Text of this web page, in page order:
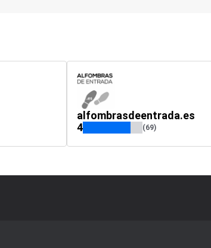
alfombrasdeentrada.es
4
(69)